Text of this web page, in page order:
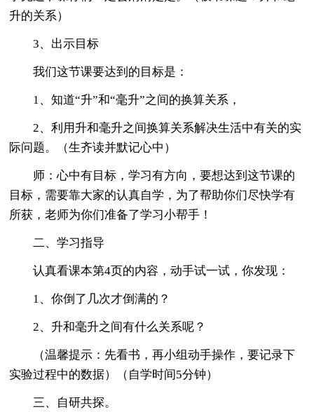
升的关系）
3、出示目标
我们这节课要达到的目标是：
1、知道“升”和“毫升”之间的换算关系，
2、利用升和毫升之间换算关系解决生活中有关的实
际问题。（生齐读并默记心中）
师：心中有目标，学习有方向，要想达到这节课的
目标，需要靠大家的认真自学，为了帮助你们尽快学有
所获，老师为你们准备了学习小帮手！
二、学习指导
认真看课本第4页的内容，动手试一试，你发现：
1、你倒了几次才倒满的？
2、升和毫升之间有什么关系呢？
（温馨提示：先看书，再小组动手操作，要记录下
实验过程中的数据）（自学时间5分钟）
三、自研共探。